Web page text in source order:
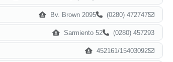
Bv. Brown 2095 (0280) 472747
Sarmiento 52 (0280) 457293
452161/15403092